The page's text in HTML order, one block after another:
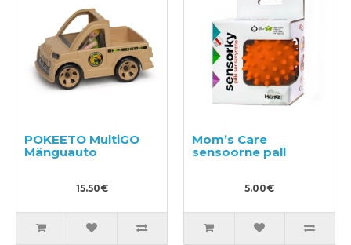
POKEETO MultiGO
Mänguauto
15.50€
Mom’s Care
sensoorne pall
5.00€